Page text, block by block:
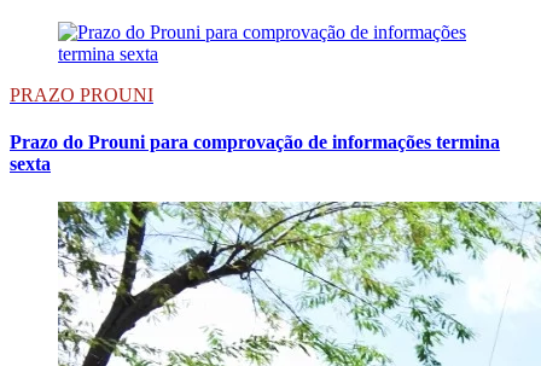
PRAZO PROUNI
Prazo do Prouni para comprovação de informações termina
sexta